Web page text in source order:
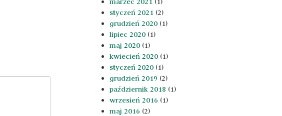
styczeń 2021 (2)
grudzień 2020 (1)
lipiec 2020 (1)
maj 2020 (1)
kwiecień 2020 (1)
styczeń 2020 (1)
grudzień 2019 (2)
październik 2018 (1)
wrzesień 2016 (1)
maj 2016 (2)